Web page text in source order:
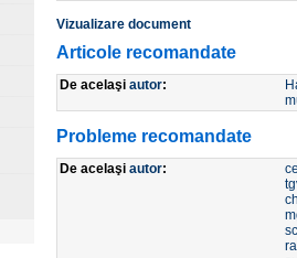
Vizualizare document
Articole recomandate
De acelaşi autor:
Probleme recomandate
De acelaşi autor: